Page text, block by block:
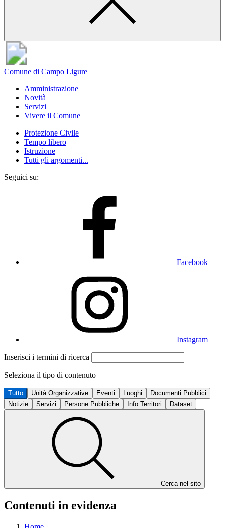
Comune di Campo Ligure
Amministrazione
Novità
Servizi
Vivere il Comune
Protezione Civile
Tempo libero
Istruzione
Tutti gli argomenti...
Seguici su:
Facebook
Instagram
Inserisci i termini di ricerca
Seleziona il tipo di contenuto
Tutto Unità Organizzative Eventi Luoghi
Documenti Pubblici
Notizie
Servizi Persone Pubbliche Info Territori Dataset
Cerca nel sito
Contenuti in evidenza